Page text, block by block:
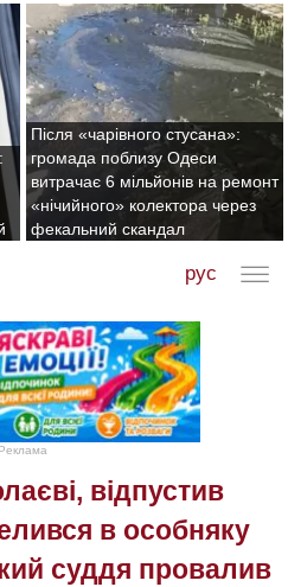
Після «чарівного стусана»:
громада поблизу Одеси
витрачає 6 мільйонів на ремонт
«нічийного» колектора через
фекальний скандал
рус
Реклама
відпустив
в особняку
суддя провалив